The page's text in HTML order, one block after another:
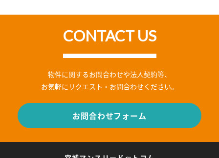
CONTACT US
物件に関するお問合わせや法人契約等、
お気軽にリクエスト・お問合わせください。
お問合わせフォーム